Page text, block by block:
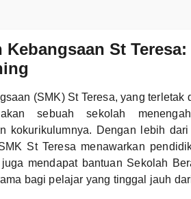
Kebangsaan St
(SMK) St Teresa, yang terletak
sebuah sekolah
kokurikulumnya. Dengan lebih
St Teresa menawarkan
mendapat bantuan Sekolah
bagi pelajar yang tinggal jauh